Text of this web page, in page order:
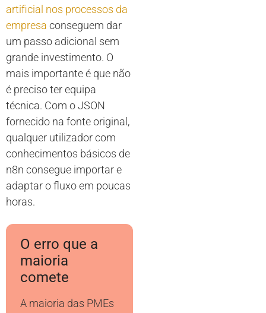
artificial nos processos da
empresa conseguem dar
um passo adicional sem
grande investimento. O
mais importante é que não
é preciso ter equipa
técnica. Com o JSON
fornecido na fonte original,
qualquer utilizador com
conhecimentos básicos de
n8n consegue importar e
adaptar o fluxo em poucas
horas.
O erro que a
maioria
comete
A maioria das PMEs